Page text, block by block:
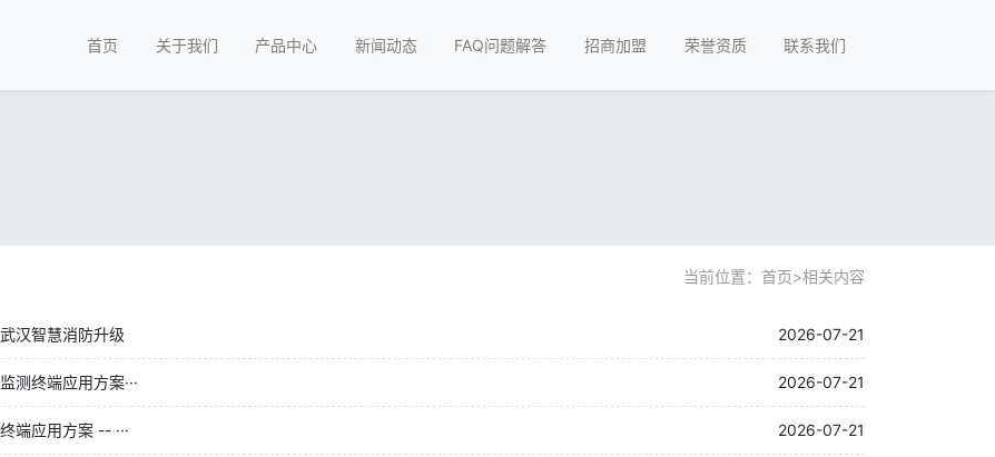
首页 关于我们 产品中心 新闻动态 FAQ问题解答 招商加盟 荣誉资质 联系我们
当前位置： 首页>相关内容
汉智慧消防升级 2026-07-21
终端应用方案··· 2026-07-21
端应用方案 -- ··· 2026-07-21